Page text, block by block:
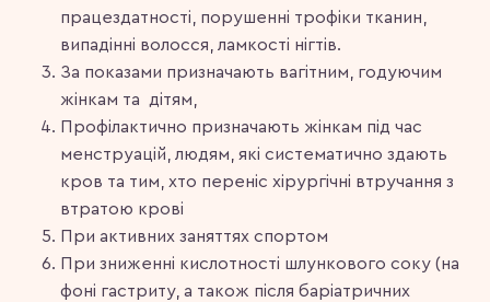
працездатності, порушенні трофіки тканин,
випадінні волосся, ламкості нігтів.
За показами призначають вагітним, годуючим
жінкам та дітям,
Профілактично призначають жінкам під час
менструацій, людям, які систематично здають
кров та тим, хто переніс хірургічні втручання з
втратою крові
При активних заняттях спортом
При зниженні кислотності шлункового соку (на
фоні гастриту, а також після баріатричних